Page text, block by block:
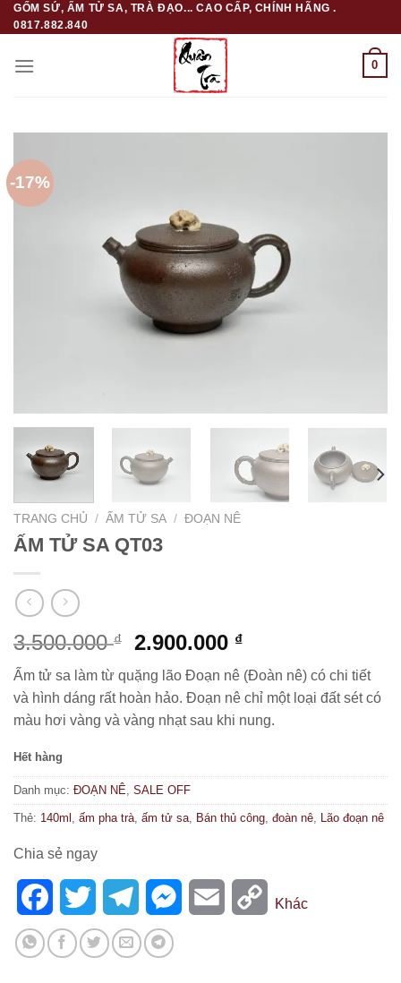
Skip
to
GỐM SỨ, ẤM TỬ SA, TRÀ ĐẠO... CAO CẤP, CHÍNH HÃNG .
0817.882.840
0
-17%
TRANG CHỦ / ẤM TỬ SA / ĐOẠN NÊ
ẤM TỬ SA QT03
3.500.000₫
Giá
là:
3.500.000 ₫.
2.900.000 ₫Giá
hiện
tại
là:
2.900.000 ₫.
Ấm tử sa làm từ quặng lão Đoạn nê (Đoàn nê) có chi tiết
và hình dáng rất hoàn hảo. Đoạn nê chỉ một loại đất sét có
màu hơi vàng và vàng nhạt sau khi nung.
Hết hàng
Danh mục: ĐOẠN NÊ SALE OFF
Thẻ: 140ml ấm pha trà ấm tử sa Bán thủ công đoàn nê Lão đoạn nê
Chia sẻ ngay
FacebookTwitter TelegramMessenger
Email Copy
Khác